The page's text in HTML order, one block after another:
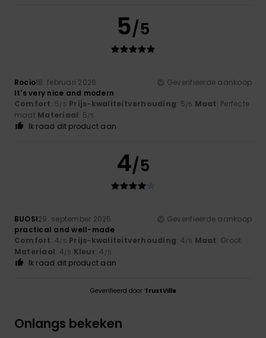
5/5
Rocio18. februari 2026
Geverifieerde aankoop
It's very nice and modern
Comfort: 5/5 Prijs-kwaliteitverhouding: 5/5 Maat: Perfecte
maat Materiaal: 5/5
Ik raad dit product aan
4/5
BUOSI29. september 2025
Geverifieerde aankoop
practical and well-made
Comfort: 4/5 Prijs-kwaliteitverhouding: 4/5 Maat: Groot
Materiaal: 4/5 Kleur: 4 /5
Ik raad dit product aan
Geverifieerd door TrustVille
Onlangs bekeken